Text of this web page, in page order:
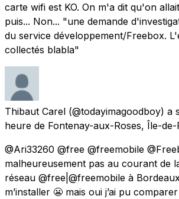
carte wifi est KO. On m'a dit qu'on
puis... Non... "une demande
du service développement/Freebox.
collectés blabla"
Thibaut Carel (@todayimagoodboy) a
heure de Fontenay-aux-Roses, Île-
@Ari33260 @free @freemobile
malheureusement pas au courant de
réseau @free|@freemobile à
m’installer 😬 mais oui j’ai pu